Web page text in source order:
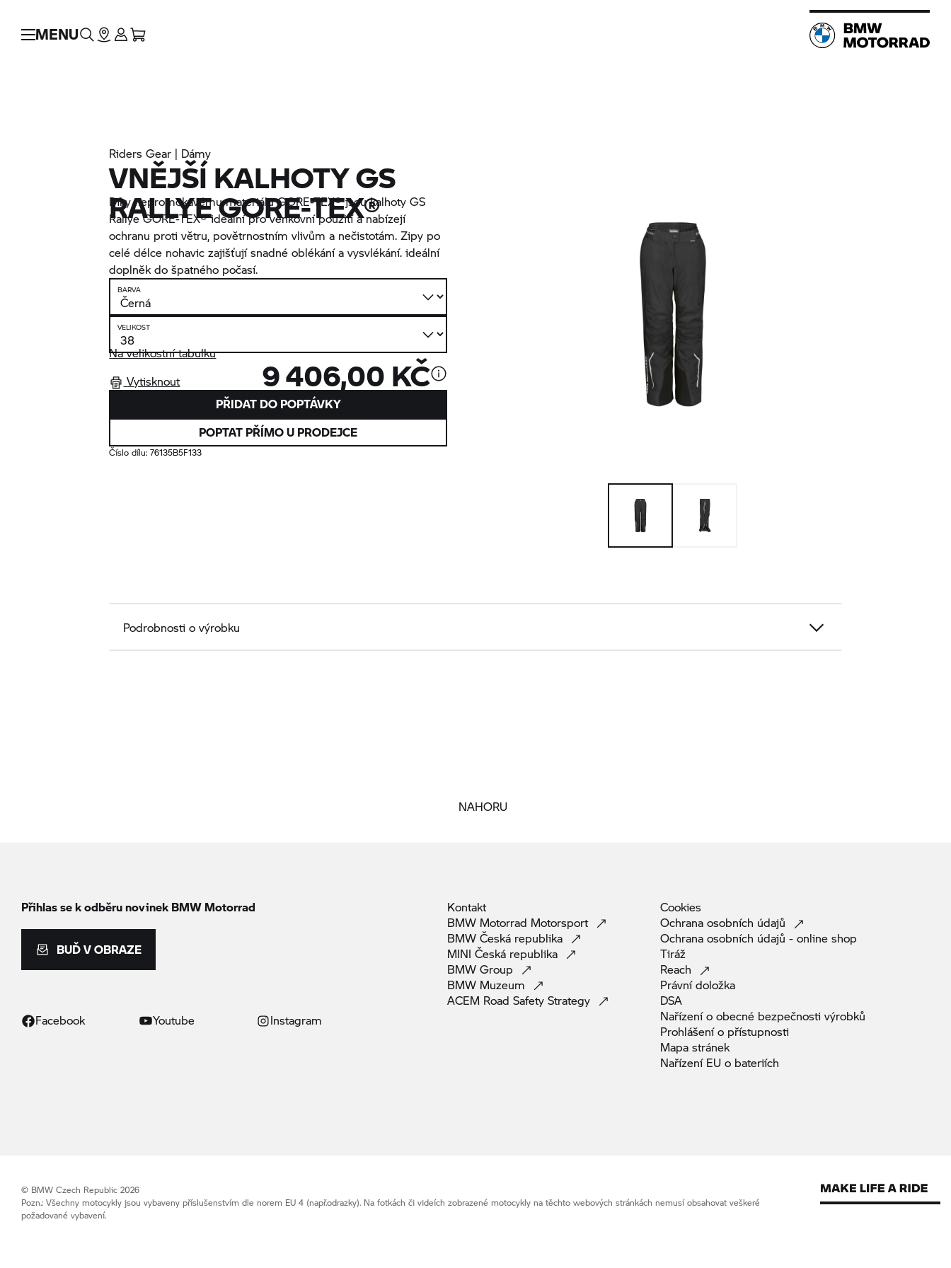
MENU
Riders Gear | Dámy
VNĚJŠÍ KALHOTY GS
RALLYE GORE-TEX®
Díky nepromokavému materiálu GORE-TEX® jsou kalhoty GS
Rallye GORE-TEX® ideální pro venkovní použití a nabízejí
ochranu proti větru, povětrnostním vlivům a nečistotám. Zipy po
celé délce nohavic zajišťují snadné oblékání a vysvlékání. ideální
doplněk do špatného počasí.
BARVA
VELIKOST
Na velikostní tabulku
Vytisknout
9 406,00 KČ
PŘIDAT DO POPTÁVKY
POPTAT PŘÍMO U PRODEJCE
Číslo dílu:76135B5F133
Podrobnosti o výrobku
NAHORU
Přihlas se k odběru novinek BMW Motorrad
BUĎ V OBRAZE
Facebook Youtube Instagram
Kontakt
BMW Motorrad Motorsport
BMW Česká republika
MINI Česká republika
BMW Group
BMW Muzeum
ACEM Road Safety Strategy
Cookies
Ochrana osobních údajů
Ochrana osobních údajů - online shop
Tiráž
Reach
Právnídoložka
DSA
Nařízení o obecné bezpečnosti výrobků
Prohlášení o přístupnosti
Mapa stránek
Nařízení EU o bateriích
© BMW Czech Republic 2026
Pozn.: Všechny motocykly jsou vybaveny příslušenstvím dle norem EU 4 (např.odrazky). Na fotkách či videích zobrazené motocykly na těchto webových stránkách nemusí obsahovat veškeré
požadované vybavení.